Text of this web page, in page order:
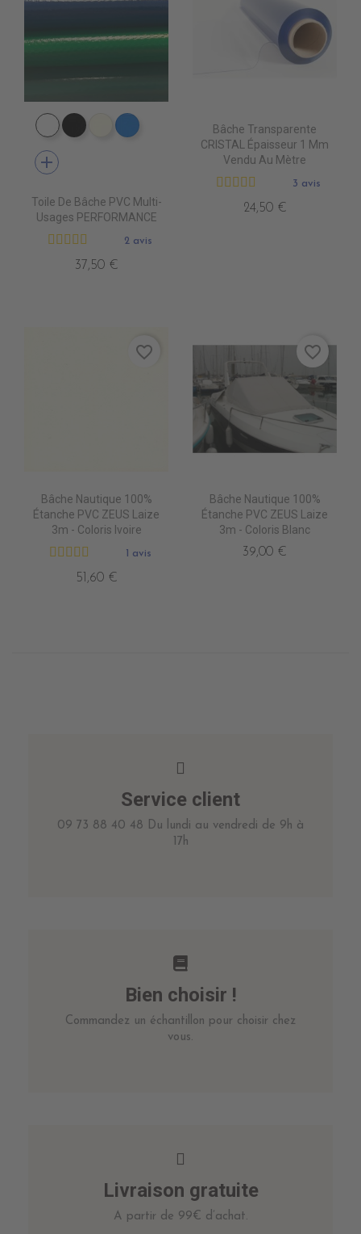
PE0400 BLANC
PE0440 NOIR
PE0490 IVOIRE
PE0410 BLEU ROYAL
add
Toile De Bâche PVC Multi-
Usages PERFORMANCE
2 avis
37,50 €
Bâche Transparente
CRISTAL Épaisseur 1 Mm
Vendu Au Mètre
3 avis
24,50 €
Bâche Nautique 100%
Étanche PVC ZEUS Laize
3m - Coloris Ivoire
1 avis
51,60 €
favorite_border
Bâche Nautique 100%
Étanche PVC ZEUS Laize
3m - Coloris Blanc
39,00 €
favorite_border
Service client
09 73 88 40 48 Du lundi au vendredi de 9h à
17h
Bien choisir !
Commandez un échantillon pour choisir chez
vous.
Livraison gratuite
A partir de 99€ d’achat.